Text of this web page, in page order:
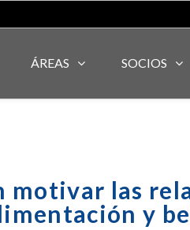
ÁREAS SOCIOS
motivar las
y